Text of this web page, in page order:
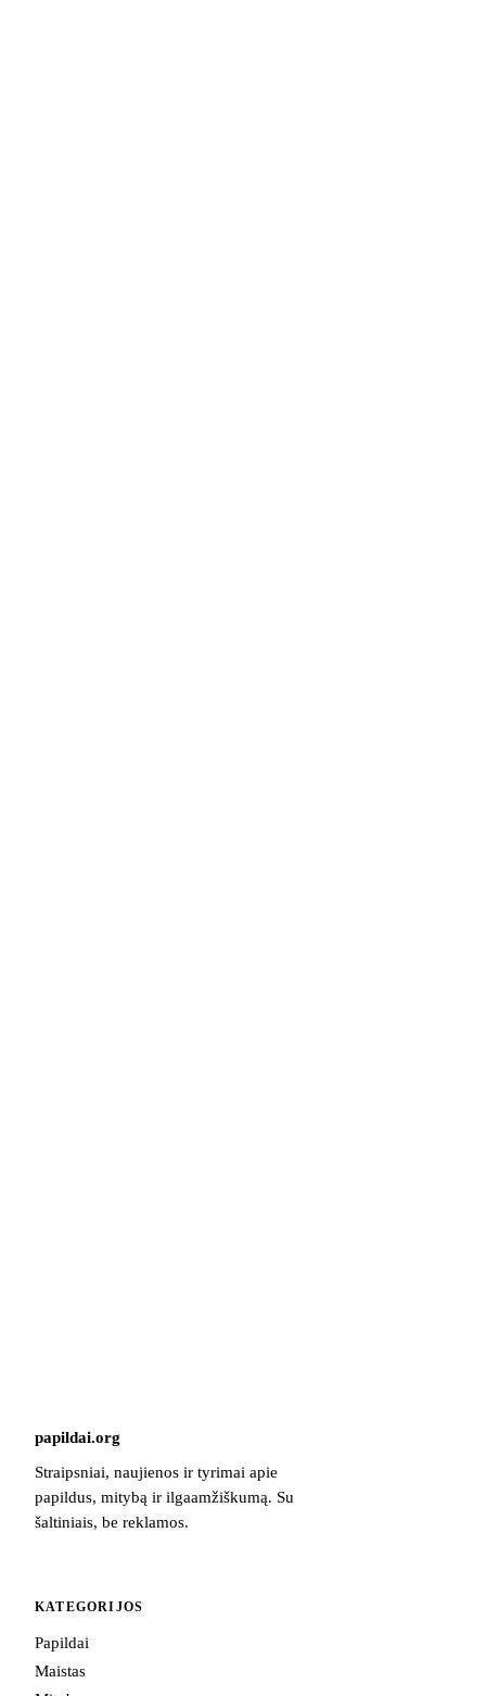
papildai.org
Straipsniai, naujienos ir tyrimai apie
papildus, mitybą ir ilgaamžiškumą. Su
šaltiniais, be reklamos.
KATEGORIJOS
Papildai
Maistas